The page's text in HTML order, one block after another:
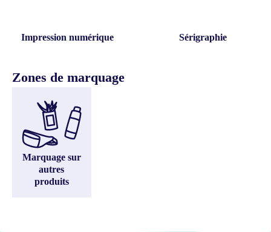
Impression numérique Sérigraphie
Zones de marquage
Marquage sur
autres
produits